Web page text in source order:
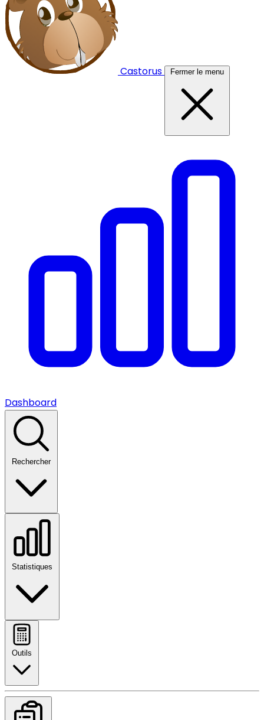
Castorus Fermer le menu
Dashboard
Rechercher
Statistiques
Outils